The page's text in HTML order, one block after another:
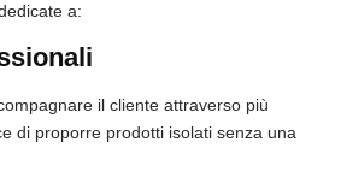
a:
il cliente attraverso più
di proporre prodotti isolati senza una